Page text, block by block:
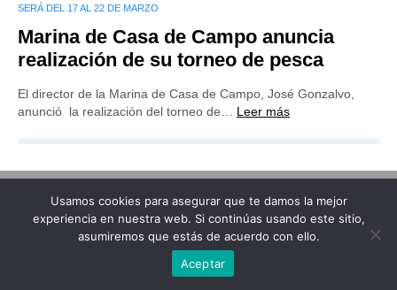
SERÁ DEL 17 AL 22 DE MARZO
Marina de Casa de Campo anuncia
realización de su torneo de pesca
El director de la Marina de Casa de Campo, José Gonzalvo,
anunció la realización del torneo de… Leer más
Usamos cookies para asegurar que te damos la mejor
experiencia en nuestra web. Si continúas usando este sitio,
asumiremos que estás de acuerdo con ello.
Aceptar
Publicidad Redacción Contacto
Advertencia legal
Todos los derechos reservados
Grupo Preferente